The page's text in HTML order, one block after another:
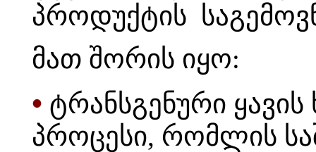
პროდუქტის
მათ შორის იყო:
• ტრანსგენური
პროცესი, რომლის